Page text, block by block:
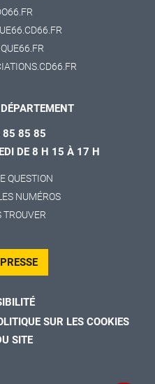
85 85 85
DE 8 H 15 À 17 H
QUESTION
NUMÉROS
TROUVER
SUR LES COOKIES
SITE